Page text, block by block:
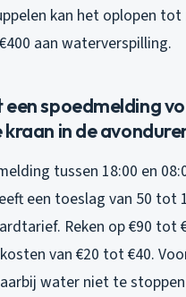
kan het oplopen tot
aan waterverspilling.
spoedmelding
kraan in de
tussen 18:00 en
een toeslag van 50 tot
Reken op €90 tot
van €20 tot €40.
water niet te